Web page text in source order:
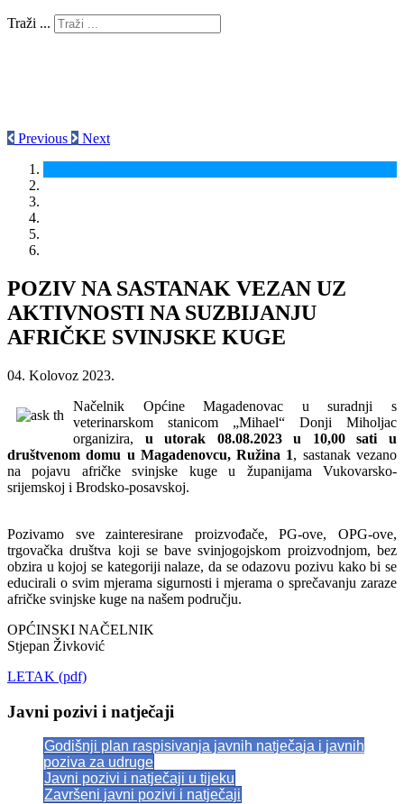
Traži ...
Previous Next
POZIV NA SASTANAK VEZAN UZ
AKTIVNOSTI NA SUZBIJANJU
AFRIČKE SVINJSKE KUGE
04. Kolovoz 2023.
Načelnik Općine Magadenovac u suradnji s
veterinarskom stanicom „Mihael“ Donji Miholjac
organizira, u utorak 08.08.2023 u 10,00 sati u
društvenom domu u Magadenovcu, Ružina 1, sastanak vezano
na pojavu afričke svinjske kuge u županijama Vukovarsko-
srijemskoj i Brodsko-posavskoj.
Pozivamo sve zainteresirane proizvođače, PG-ove, OPG-ove,
trgovačka društva koji se bave svinjogojskom proizvodnjom, bez
obzira u kojoj se kategoriji nalaze, da se odazovu pozivu kako bi se
educirali o svim mjerama sigurnosti i mjerama o sprečavanju zaraze
afričke svinjske kuge na našem području.
OPĆINSKI NAČELNIK
Stjepan Živković
LETAK (pdf)
Javni pozivi i natječaji
Godišnji plan raspisivanja javnih natječaja i javnih
poziva za udruge
Javni pozivi i natječaji u tijeku
Završeni javni pozivi i natječaji